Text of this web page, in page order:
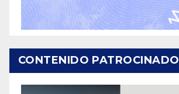
CONTENIDO PATROCINADO